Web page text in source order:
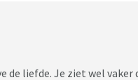
de liefde. Je ziet wel